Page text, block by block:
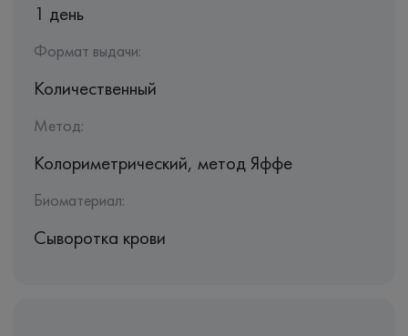
1 день
Формат выдачи:
Количественный
Метод:
Колориметрический, метод Яффе
Биоматериал:
Сыворотка крови